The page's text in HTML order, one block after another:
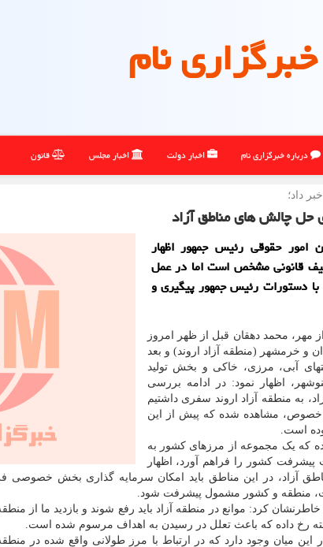
خبرگزاری نام
درباره خبرگزاری نام اخبار دولت اخبار مجلس قانون
داد؛
چالش های مناطق آزاد
امور حقوقی رئیس جمهور اظهار
قانونی مشخص است اما در عمل
با دستورات رئیس جمهور پیگیری و
مهر، محمد دهقان قبل از ظهر امروز
و خرمشهر (منطقه آزاد اروند) و بعد
آبی، مرزی، خاکی و بخش تولید
اظهار نمود: در ادامه بررسی
به منطقه آزاد اروند سفری داشتیم
خصوص، مشاهده شده که پیش از این
است.
که یک مجموعه از مرزهای کشور به
پیشرفت کشور را فراهم آورد، اظهار
آزاد، در این مناطق باید امکان سرمایه گذاری بخش خصوصی
منطقه و کشور مشمول پیشرفت شود.
کرد: موانع در منطقه آزاد باید رفع شوند و بازدید ما از
رخ داده که باعث تعلل در رسیدن به اهداف مرسوم شده است.
میان وجود دارد که در ارتباط با مرز طولانی واقع شده در منطقه